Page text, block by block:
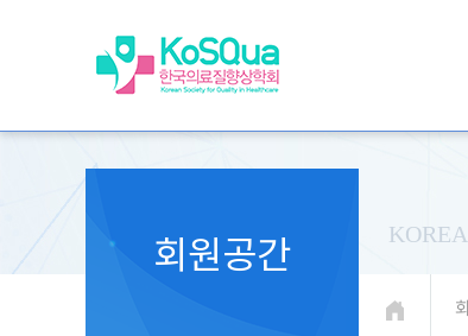
회원공간